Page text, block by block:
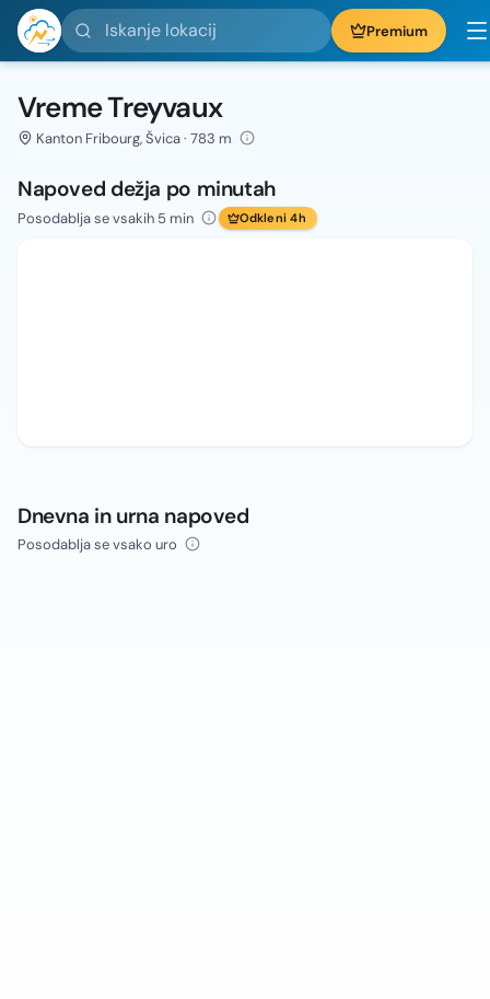
Iskanje lokacij Premium
Vreme Treyvaux
Kanton Fribourg, Švica · 783 m
Napoved dežja po minutah
Posodablja se vsakih 5 min Odkleni 4h
Dnevna in urna napoved
Posodablja se vsako uro